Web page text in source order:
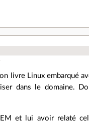
livre Linux embarqué
dans le domaine.
et lui avoir relaté